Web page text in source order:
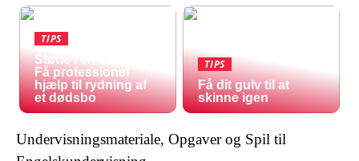
TIPS
Støtte i en svær tid:
Få professionel
hjælp til rydning af
et dødsbo
TIPS
Få dit gulv til at
skinne igen
Undervisningsmateriale, Opgaver og Spil til